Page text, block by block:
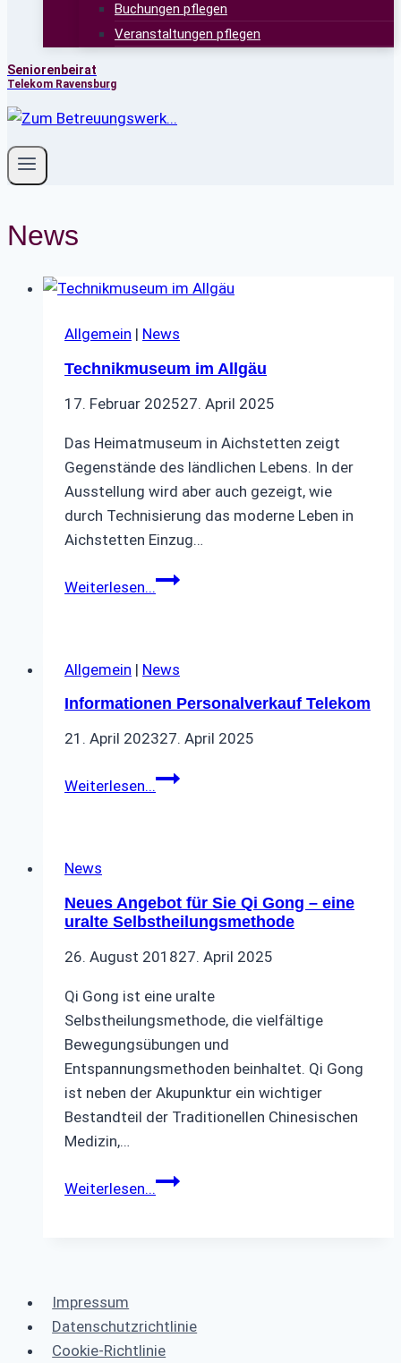
Buchungen pflegen
Veranstaltungen pflegen
Seniorenbeirat
Telekom Ravensburg
News
Allgemein | News
Technikmuseum im Allgäu
17. Februar 202527. April 2025
Das Heimatmuseum in Aichstetten zeigt
Gegenstände des ländlichen Lebens. In der
Ausstellung wird aber auch gezeigt, wie
durch Technisierung das moderne Leben in
Aichstetten Einzug…
Weiterlesen...Technikmuseum
Allgemein | News
Informationen Personalverkauf Telekom
21. April 202327. April 2025
Weiterlesen...Informationen
News
Neues Angebot für Sie Qi Gong – eine
uralte Selbstheilungsmethode
26. August 201827. April 2025
Qi Gong ist eine uralte
Selbstheilungsmethode, die vielfältige
Bewegungsübungen und
Entspannungsmethoden beinhaltet. Qi Gong
ist neben der Akupunktur ein wichtiger
Bestandteil der Traditionellen Chinesischen
Medizin,…
Weiterlesen...Neues
–
eine
Impressum
Datenschutzrichtlinie
Cookie-Richtlinie